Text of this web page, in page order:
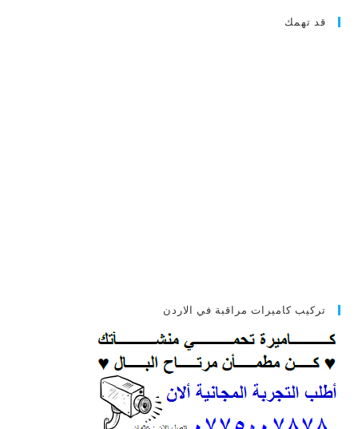
قد تهمك
تركيب كاميرات مراقبة في الاردن